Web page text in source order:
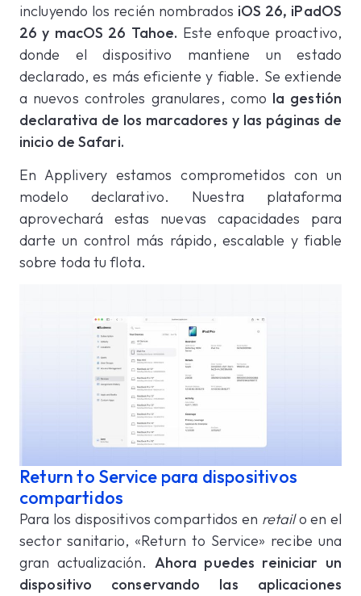
incluyendo los recién nombrados iOS 26, iPadOS
26 y macOS 26 Tahoe. Este enfoque proactivo,
donde el dispositivo mantiene un estado
declarado, es más eficiente y fiable. Se extiende
a nuevos controles granulares, como la gestión
declarativa de los marcadores y las páginas de
inicio de Safari.
En Applivery estamos comprometidos con un
modelo declarativo. Nuestra plataforma
aprovechará estas nuevas capacidades para
darte un control más rápido, escalable y fiable
sobre toda tu flota.
Return to Service para dispositivos
compartidos
Para los dispositivos compartidos en retailo en el
sector sanitario, «Return to Service» recibe una
gran actualización. Ahora puedes reiniciar un
dispositivo conservando las aplicaciones